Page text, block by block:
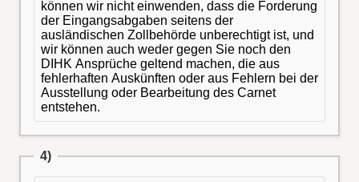
können wir nicht einwenden, dass die Forderung
der Eingangsabgaben seitens der
ausländischen Zollbehörde unberechtigt ist, und
wir können auch weder gegen Sie noch den
DIHK Ansprüche geltend machen, die aus
fehlerhaften Auskünften oder aus Fehlern bei der
Ausstellung oder Bearbeitung des Carnet
entstehen.
4)